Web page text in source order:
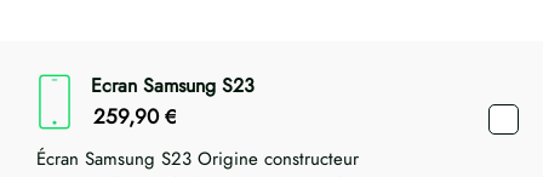
Ecran Samsung S23
259,90 €
Écran Samsung S23 Origine constructeur